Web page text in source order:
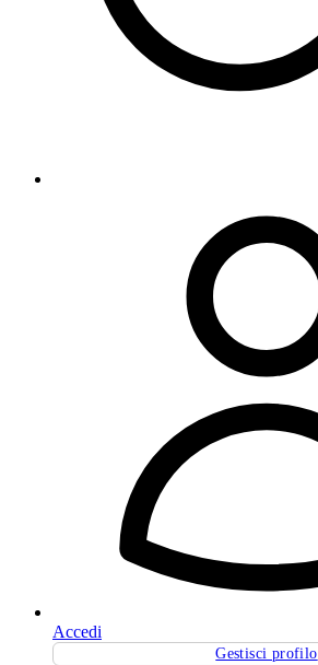
Accedi
Gestisci profilo